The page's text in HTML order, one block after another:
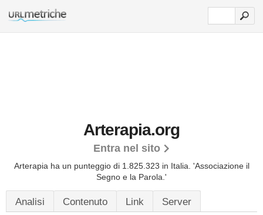
Arterapia.org
Entra nel sito
Arterapia ha un punteggio di 1.825.323 in Italia. 'Associazione il
Segno e la Parola.'
Analisi Contenuto Link Server